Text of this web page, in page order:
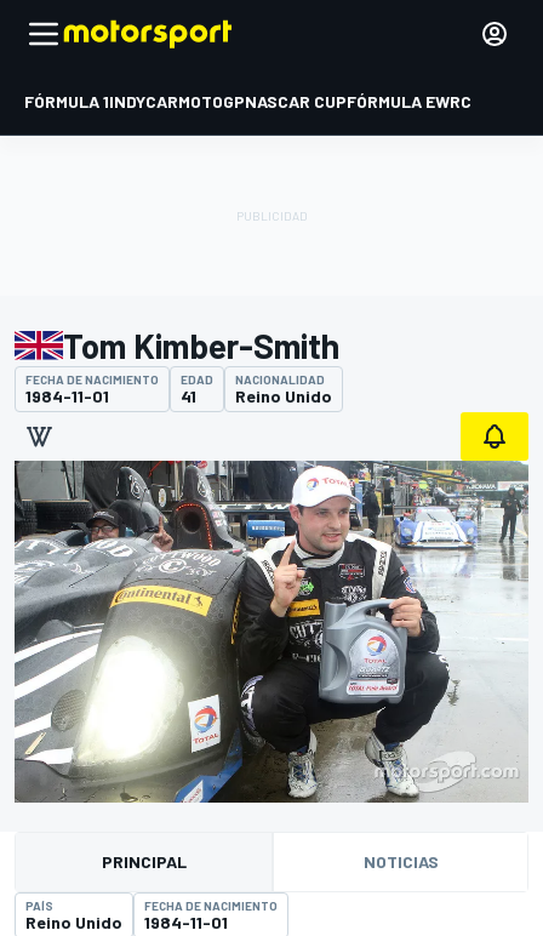
FÓRMULA 1INDYCARMOTOGPNASCAR CUPFÓRMULA EWRC
Tom Kimber-Smith
FECHA DE NACIMIENTO
1984-11-01
EDAD
41
NACIONALIDAD
Reino Unido
PRINCIPAL NOTICIAS
PAÍS
Reino Unido
FECHA DE NACIMIENTO
1984-11-01